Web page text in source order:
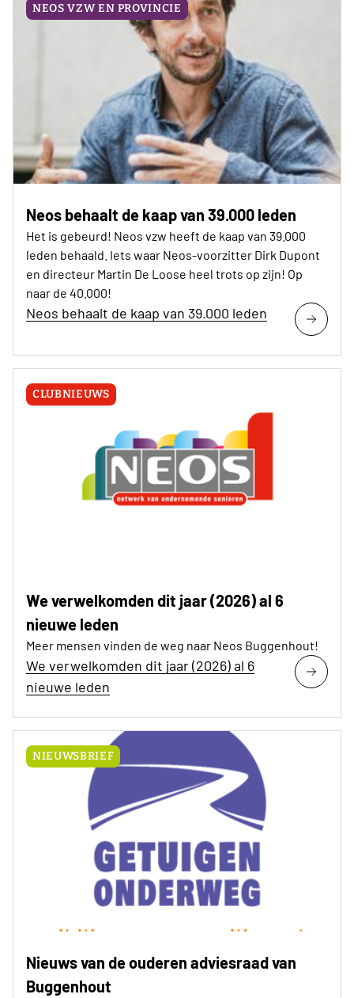
NEOS VZW EN PROVINCIE
Neos behaalt de kaap van 39.000 leden
Het is gebeurd! Neos vzw heeft de kaap van 39.000
leden behaald. Iets waar Neos-voorzitter Dirk Dupont
en directeur Martin De Loose heel trots op zijn! Op
naar de 40.000!
Neos behaalt de kaap van 39.000 leden
CLUBNIEUWS
We verwelkomden dit jaar (2026) al 6
nieuwe leden
Meer mensen vinden de weg naar Neos Buggenhout!
We verwelkomden dit jaar (2026) al 6
nieuwe leden
NIEUWSBRIEF
Nieuws van de ouderen adviesraad van
Buggenhout